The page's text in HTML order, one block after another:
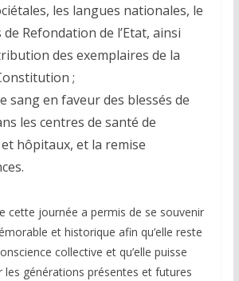
les langues nationales, le
Refondation de l’Etat, ainsi
des exemplaires de la
;
sang en faveur des blessés de
les centres de santé de
hôpitaux, et la remise
cette journée a permis de se souvenir
et historique afin qu’elle reste
collective et qu’elle puisse
les générations présentes et futures